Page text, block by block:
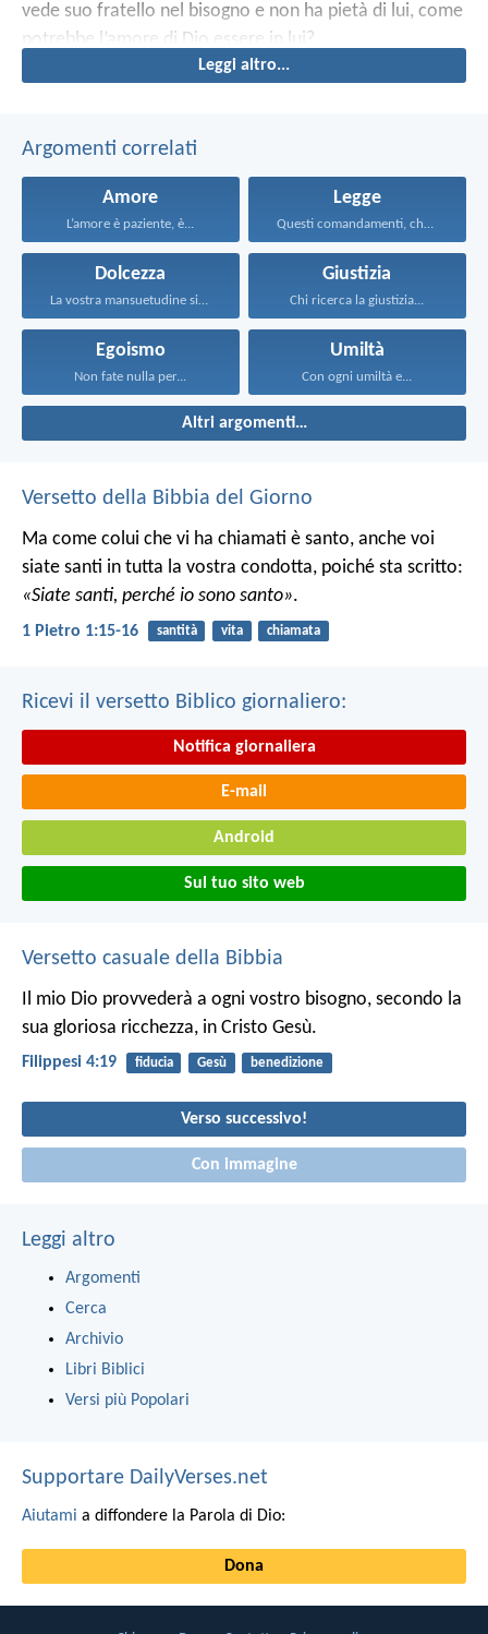
vede suo fratello nel bisogno e non ha pietà di lui, come
potrebbe l’amore di Dio essere in lui?
Leggi altro...
Argomenti correlati
Amore
L’amore è paziente, è...
Legge
Questi comandamenti, che oggi...
Dolcezza
La vostra mansuetudine sia...
Giustizia
Chi ricerca la giustizia...
Egoismo
Non fate nulla per...
Umiltà
Con ogni umiltà e...
Altri argomenti…
Versetto della Bibbia del Giorno
Ma come colui che vi ha chiamati è santo, anche voi
siate santi in tutta la vostra condotta, poiché sta scritto:
«Siate santi, perché io sono santo».
1 Pietro 1:15-16 santità vita chiamata
Ricevi il versetto Biblico giornaliero:
Notifica giornaliera
E-mail
Android
Sul tuo sito web
Versetto casuale della Bibbia
Il mio Dio provvederà a ogni vostro bisogno, secondo la
sua gloriosa ricchezza, in Cristo Gesù.
Filippesi 4:19 fiducia Gesù benedizione
Verso successivo!
Con immagine
Leggi altro
Argomenti
Cerca
Archivio
Libri Biblici
Versi più Popolari
Supportare DailyVerses.net
Aiutami a diffondere la Parola di Dio:
Dona